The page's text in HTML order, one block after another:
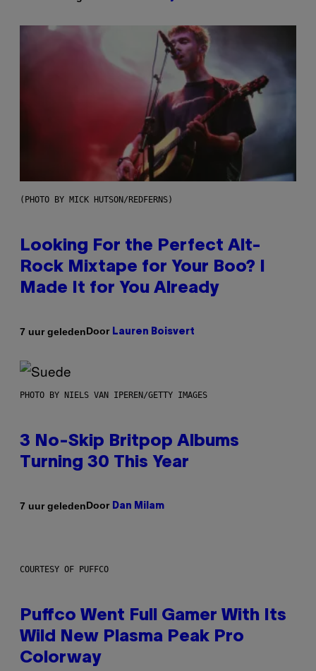
(PHOTO BY MICK HUTSON/REDFERNS)
Looking For the Perfect Alt-
Rock Mixtape for Your Boo? I
Made It for You Already
7 uur geledenDoor Lauren Boisvert
PHOTO BY NIELS VAN IPEREN/GETTY IMAGES
3 No-Skip Britpop Albums
Turning 30 This Year
7 uur geledenDoor Dan Milam
COURTESY OF PUFFCO
Puffco Went Full Gamer With Its
Wild New Plasma Peak Pro
Colorway